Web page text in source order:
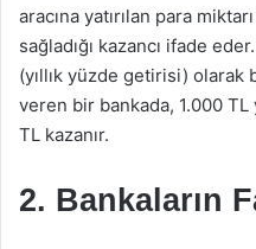
aracına yatırılan para
sağladığı kazancı ifade
(yıllık yüzde getirisi)
veren bir bankada, 1.000 TL
TL kazanır.
2. Bankaların